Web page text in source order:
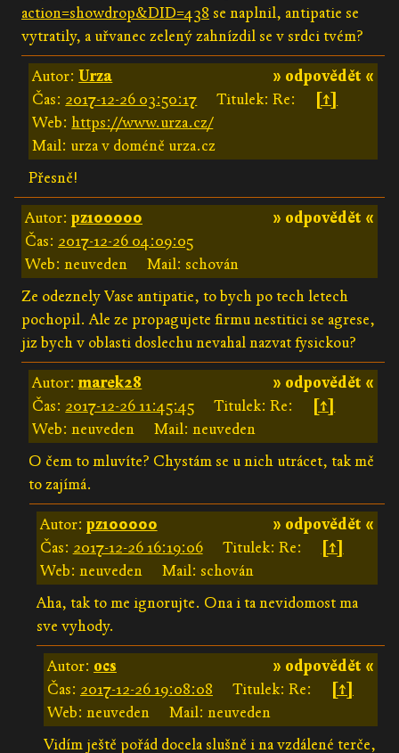
action=showdrop&DID=438 se naplnil, antipatie se
vytratily, a uřvanec zelený zahnízdil se v srdci tvém?
» odpovědět «
Autor:Urza
Čas: 2017-12-26 03:50:17 Titulek: Re:
[↑]
Web:https://www.urza.cz/
Mail: urza v doméně urza.cz
Přesně!
» odpovědět «
Autor: pz100000
Čas: 2017-12-26 04:09:05
Web: neuveden
Mail: schován
Ze odeznely Vase antipatie, to bych po tech letech
pochopil. Ale ze propagujete firmu nestitici se agrese,
jiz bych v oblasti doslechu nevahal nazvat fysickou?
» odpovědět «
Autor:marek28
Čas: 2017-12-26 11:45:45 Titulek: Re:
[↑]
Web: neuveden
Mail: neuveden
O čem to mluvíte? Chystám se u nich utrácet, tak mě
to zajímá.
» odpovědět «
Autor: pz100000
Čas: 2017-12-26 16:19:06 Titulek: Re:
[↑]
Web: neuveden
Mail: schován
Aha, tak to me ignorujte. Ona i ta nevidomost ma
sve vyhody.
» odpovědět «
Autor: ocs
Čas: 2017-12-26 19:08:08 Titulek: Re:
[↑]
Web: neuveden
Mail: neuveden
Vidím ještě pořád docela slušně i na vzdálené terče,